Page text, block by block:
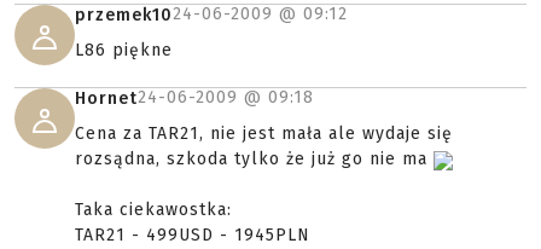
przemek1024-06-2009 @ 09:12
L86 piękne
Hornet24-06-2009 @ 09:18
Cena za TAR21, nie jest mała ale wydaje się
rozsądna, szkoda tylko że już go nie ma
Taka ciekawostka:
TAR21 - 499USD - 1945PLN